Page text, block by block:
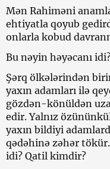
Mən Rahiməni
ehtiyatla qoyub
onlarla kobud
Bu nəyin həyəcanı
Şərq ölkələrindən
yaxın adamları ilə
gözdən-könüldən
edir. Yalnız
yaxın bildiyi
qədəhinə zəhər
idi? Qatil kimdir?